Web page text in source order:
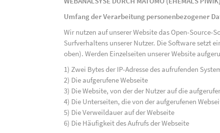
Umfang der Verarbeitung personenbezogener
Wir nutzen auf unserer Website das Open-Source-
Surfverhaltens unserer Nutzer. Die Software setzt
oben). Werden Einzelseiten unserer Website
1) Zwei Bytes der IP-Adresse des aufrufenden
2) Die aufgerufene Webseite
3) Die Website, von der der Nutzer auf die
4) Die Unterseiten, die von der aufgerufenen
5) Die Verweildauer auf der Webseite
6) Die Häufigkeit des Aufrufs der Webseite